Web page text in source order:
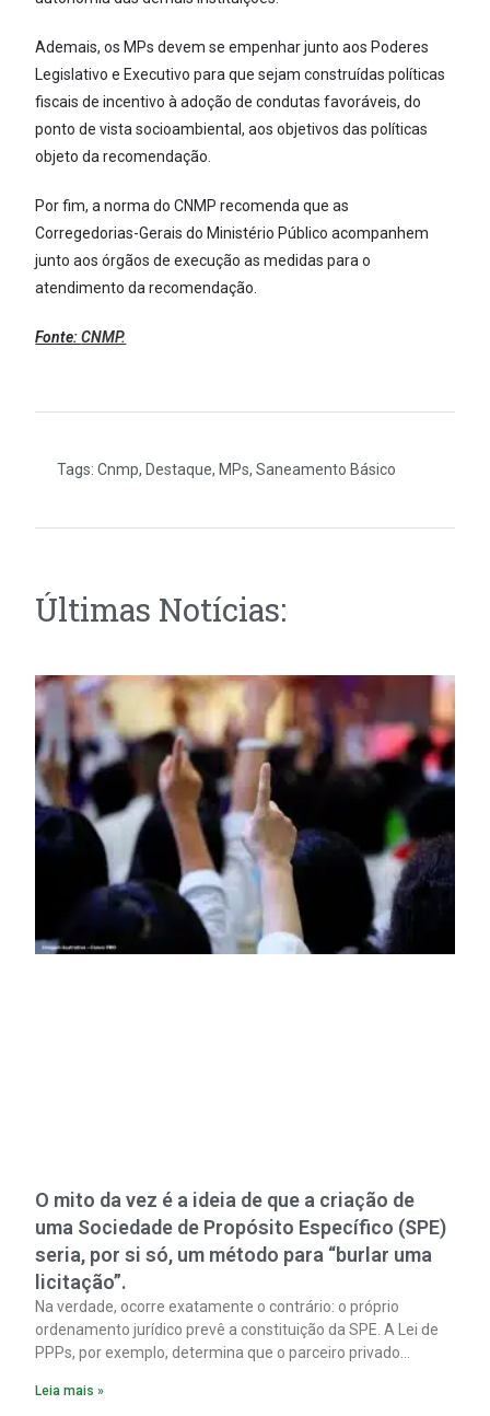
Ademais, os MPs devem se empenhar junto aos Poderes
Legislativo e Executivo para que sejam construídas políticas
fiscais de incentivo à adoção de condutas favoráveis, do
ponto de vista socioambiental, aos objetivos das políticas
objeto da recomendação.
Por fim, a norma do CNMP recomenda que as
Corregedorias-Gerais do Ministério Público acompanhem
junto aos órgãos de execução as medidas para o
atendimento da recomendação.
Fonte:CNMP.
Tags:Cnmp, Destaque, MPs,Saneamento Básico
Últimas Notícias:
O mito da vez é a ideia de que a criação de
uma Sociedade de Propósito Específico (SPE)
seria, por si só, um método para “burlar uma
licitação”.
Na verdade, ocorre exatamente o contrário: o próprio
ordenamento jurídico prevê a constituição da SPE. A Lei de
PPPs, por exemplo, determina que o parceiro privado
empreendimento. Ou seja, a suposta “fraude à licitação” é
Leia mais »